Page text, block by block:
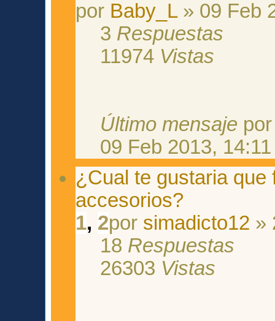
por Baby_L» 09 Feb
3 Respuestas
11974 Vistas
Último mensaje
09 Feb 2013, 14:11
¿Cual te gustaria
accesorios?
1, 2por simadicto12 »
18 Respuestas
26303 Vistas